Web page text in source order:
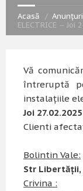
Acasă Anunțuri
ELECTRICE –
Vă
întreruptă
instalațiile
Joi
Clienti
Bolintin Vale:
Str Libertății,
Crivina :